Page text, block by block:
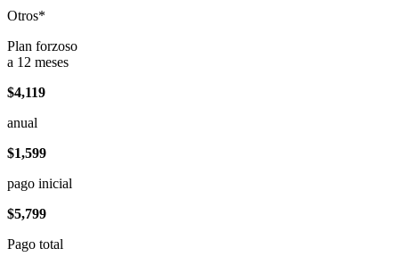
Otros*
Plan forzoso
a 12 meses
$4,119
anual
$1,599
pago inicial
$5,799
Pago total